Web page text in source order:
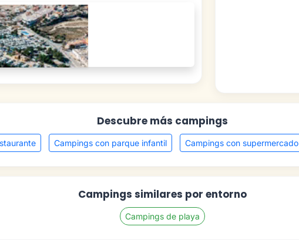
Descubre más campings
Campings con parque infantil Campings con supermercado
Campings similares por entorno
Campings de playa